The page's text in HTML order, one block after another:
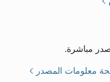
مباشرة.
معلومات المصدر